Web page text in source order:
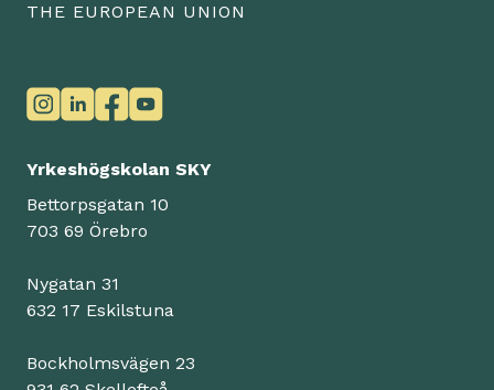
THE EUROPEAN UNION
Yrkeshögskolan SKY
Bettorpsgatan 10
703 69 Örebro
Nygatan 31
632 17 Eskilstuna
Bockholmsvägen 23